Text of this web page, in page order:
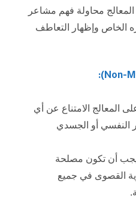
محاولة فهم مشاعر
الخاص وإظهار التعاطف
المعالج الامتناع عن أي
النفسي أو الجسدي
أن تكون مصلحة
القصوى في جميع